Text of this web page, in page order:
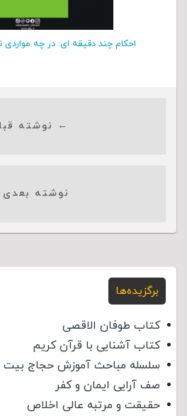
احکام چند دقیقه ای: در چه
← نوشته
نوشته
برگزیده‌ها
کتاب طوفان الاقصی
کتاب آشنایی با قرآن کریم
سلسله مباحث آموزش حجاج بیت
صف آرایی ایمان و کفر
حقیقت و مرتبه عالی اخلاص